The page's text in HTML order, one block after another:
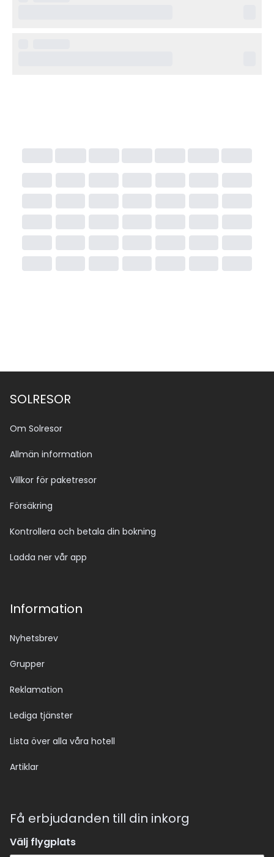
SOLRESOR
Om Solresor
Allmän information
Villkor för paketresor
Försäkring
Kontrollera och betala din bokning
Ladda ner vår app
Information
Nyhetsbrev
Grupper
Reklamation
Lediga tjänster
Lista över alla våra hotell
Artiklar
Få erbjudanden till din inkorg
Välj flygplats